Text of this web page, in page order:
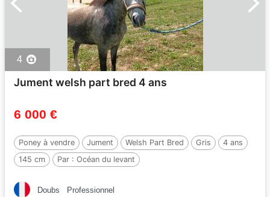
4
Jument welsh part bred 4 ans
6 000 €
Poney à vendre Jument Welsh Part Bred Gris
4 ans
145 cm
Par : Océan du levant
Doubs Professionnel